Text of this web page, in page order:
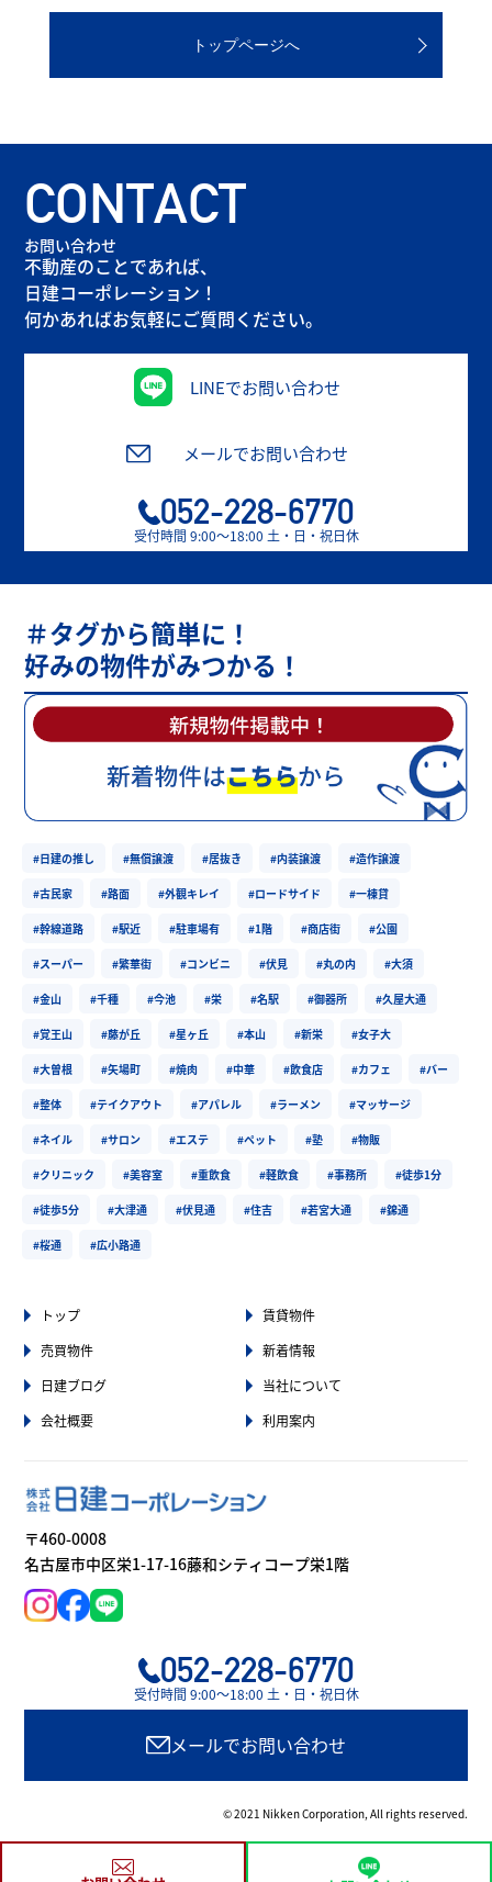
トップページへ
CONTACT
お問い合わせ
不動産のことであれば、
日建コーポレーション！
何かあればお気軽にご質問ください。
LINEでお問い合わせ
メールでお問い合わせ
052-228-6770
受付時間 9:00〜18:00 土・日・祝日休
＃タグから簡単に！
好みの物件がみつかる！
#日建の推し #無償譲渡 #居抜き #内装譲渡 #造作譲渡
#古民家 #路面 #外観キレイ #ロードサイド #一棟貸
#幹線道路 #駅近 #駐車場有 #1階 #商店街 #公園
#スーパー #繁華街 #コンビニ #伏見 #丸の内 #大須
#金山 #千種 #今池 #栄 #名駅 #御器所 #久屋大通
#覚王山 #藤が丘 #星ヶ丘 #本山 #新栄 #女子大
#大曽根 #矢場町 #焼肉 #中華 #飲食店 #カフェ #バー
#整体 #テイクアウト #アパレル #ラーメン #マッサージ
#ネイル #サロン #エステ #ペット #塾 #物販
#クリニック #美容室 #重飲食 #軽飲食 #事務所 #徒歩1分
#徒歩5分 #大津通 #伏見通 #住吉 #若宮大通 #錦通
#桜通 #広小路通
トップ
賃貸物件
売買物件
新着情報
日建ブログ
当社について
会社概要
利用案内
〒460-0008
名古屋市中区栄1-17-16藤和シティコープ栄1階
052-228-6770
受付時間 9:00〜18:00 土・日・祝日休
メールでお問い合わせ
© 2021 Nikken Corporation, All rights reserved.